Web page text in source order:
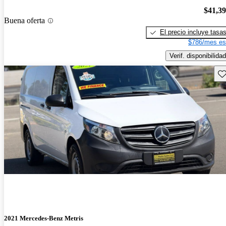
Buena oferta
El precio incluye tasas
$786/mes
Verif. disponibilidad
2021 Mercedes-Benz Metris